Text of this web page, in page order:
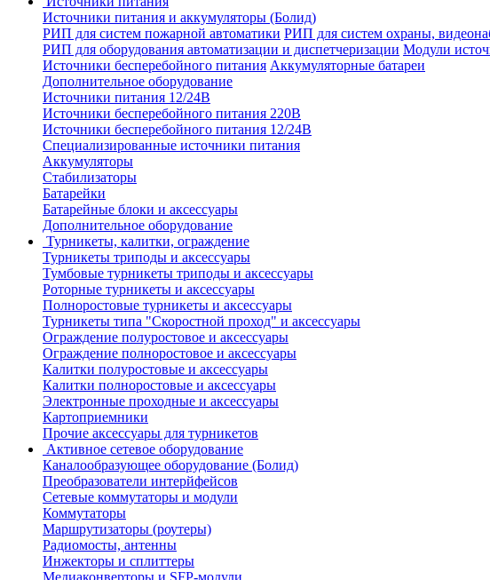
Источники питания и аккумуляторы (Болид)
РИП для систем пожарной автоматики РИП для систем охраны,
РИП для оборудования автоматизации и диспетчеризации Модули
Источники бесперебойного питания Аккумуляторные батареи
Дополнительное оборудование
Источники питания 12/24В
Источники бесперебойного питания 220В
Источники бесперебойного питания 12/24В
Специализированные источники питания
Аккумуляторы
Стабилизаторы
Батарейки
Батарейные блоки и аксессуары
Дополнительное оборудование
Турникеты, калитки, ограждение
Турникеты триподы и аксессуары
Тумбовые турникеты триподы и аксессуары
Роторные турникеты и аксессуары
Полноростовые турникеты и аксессуары
Турникеты типа "Скоростной проход" и аксессуары
Ограждение полуростовое и аксессуары
Ограждение полноростовое и аксессуары
Калитки полуростовые и аксессуары
Калитки полноростовые и аксессуары
Электронные проходные и аксессуары
Картоприемники
Прочие аксессуары для турникетов
Активное сетевое оборудование
Каналообразующее оборудование (Болид)
Преобразователи интерйфейсов
Сетевые коммутаторы и модули
Коммутаторы
Маршрутизаторы (роутеры)
Радиомосты, антенны
Инжекторы и сплиттеры
Медиаконверторы и SFP-модули